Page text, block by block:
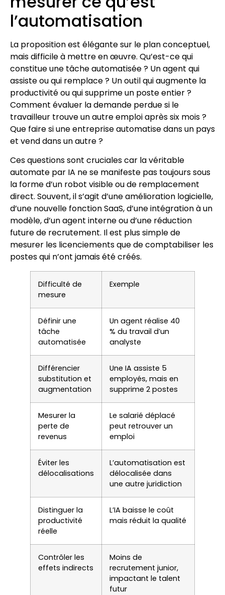
l’automatisation
La proposition est élégante sur le plan conceptuel,
mais difficile à mettre en œuvre. Qu’est-ce qui
constitue une tâche automatisée ? Un agent qui
assiste ou qui remplace ? Un outil qui augmente la
productivité ou qui supprime un poste entier ?
Comment évaluer la demande perdue si le
travailleur trouve un autre emploi après six mois ?
Que faire si une entreprise automatise dans un pays
et vend dans un autre ?
Ces questions sont cruciales car la véritable
automate par IA ne se manifeste pas toujours sous
la forme d’un robot visible ou de remplacement
direct. Souvent, il s’agit d’une amélioration logicielle,
d’une nouvelle fonction SaaS, d’une intégration à un
modèle, d’un agent interne ou d’une réduction
future de recrutement. Il est plus simple de
mesurer les licenciements que de comptabiliser les
postes qui n’ont jamais été créés.
Difficulté de
mesure
Exemple
Définir une
tâche
automatisée
Un agent réalise 40
% du travail d’un
analyste
Différencier
substitution et
augmentation
Une IA assiste 5
employés, mais en
supprime 2 postes
Mesurer la
perte de
revenus
Le salarié déplacé
peut retrouver un
emploi
Éviter les
délocalisations
L’automatisation est
délocalisée dans
une autre juridiction
Distinguer la
productivité
réelle
L’IA baisse le coût
mais réduit la qualité
Contrôler les
effets indirects
Moins de
recrutement junior,
impactant le talent
futur